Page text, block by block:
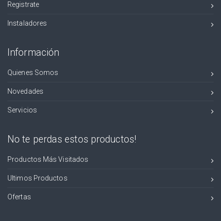
Registrate
Instaladores
Información
Quienes Somos
Novedades
Servicios
No te perdas estos productos!
Productos Más Visitados
Ultimos Productos
Ofertas